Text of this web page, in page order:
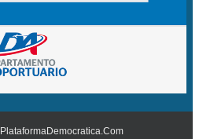
PlataformaDemocratica.Com